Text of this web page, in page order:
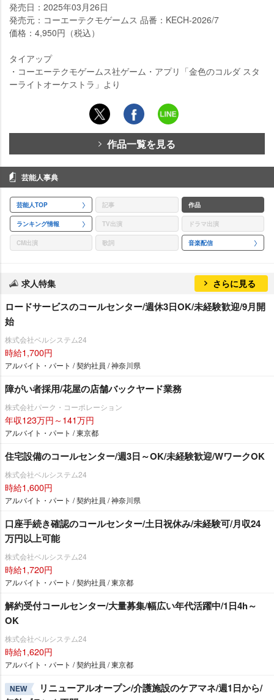
発売日：2025年03月26日
発売元：コーエーテクモゲームス 品番：KECH-2026/7
価格：4,950円（税込）
タイアップ
・コーエーテクモゲームス社ゲーム・アプリ「金色のコルダ スタ
ーライトオーケストラ」より
作品一覧を見る
芸能人事典
芸能人TOP 記事 作品
ランキング情報 TV出演 ドラマ出演
CM出演 歌詞 音楽配信
求人特集 さらに見る
ロードサービスのコールセンター/週休3日OK/未経験歓迎/9月開
始
株式会社ベルシステム24
時給1,700円
アルバイト・パート / 契約社員 / 神奈川県
障がい者採用/花屋の店舗バックヤード業務
株式会社パーク・コーポレーション
年収123万円～141万円
アルバイト・パート / 東京都
住宅設備のコールセンター/週3日～OK/未経験歓迎/WワークOK
株式会社ベルシステム24
時給1,600円
アルバイト・パート / 契約社員 / 神奈川県
口座手続き確認のコールセンター/土日祝休み/未経験可/月収24
万円以上可能
株式会社ベルシステム24
時給1,720円
アルバイト・パート / 契約社員 / 東京都
解約受付コールセンター/大量募集/幅広い年代活躍中/1日4h～
OK
株式会社ベルシステム24
時給1,620円
アルバイト・パート / 契約社員 / 東京都
NEW
リニューアルオープン/介護施設のケアマネ/週1日から/